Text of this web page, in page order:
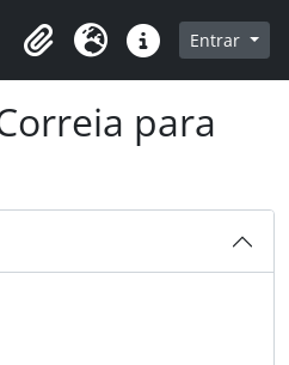
na página de navegação
Clipboard
Idioma Ligações rápidas
Entrar
para